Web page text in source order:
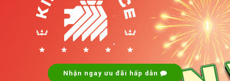
.
.
Nhận ngay ưu đãi hấp dẫn